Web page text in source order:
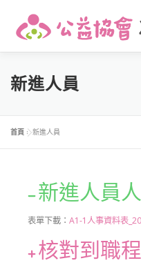
關於我們
家庭支持
新進人員
首頁 »新進人員
新進人員
表單下載： A1-1人事資料表
核對到職